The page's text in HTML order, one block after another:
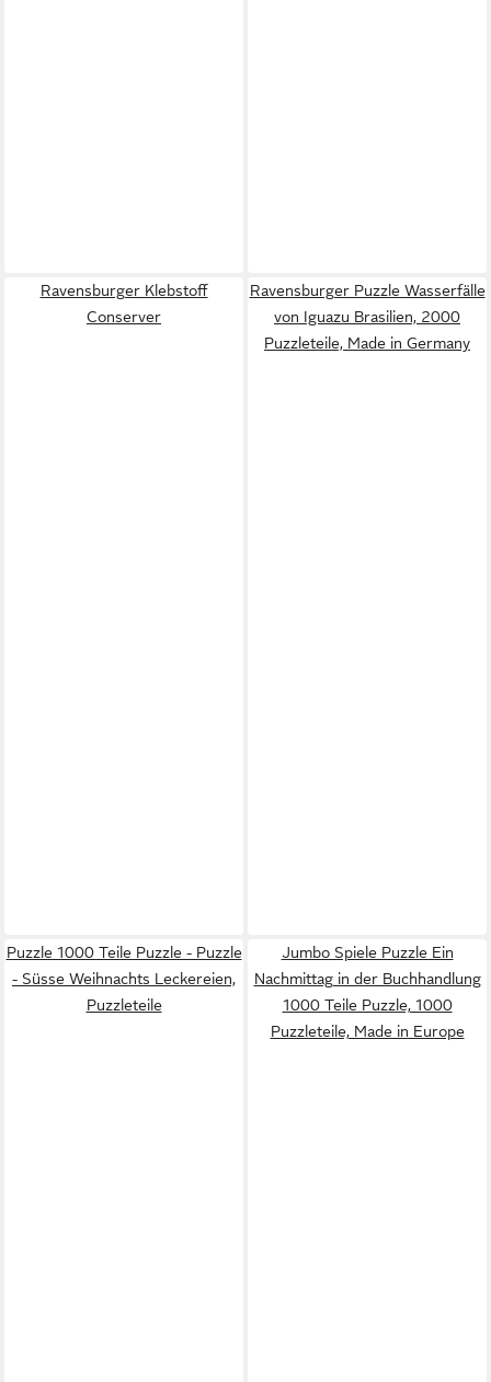
Ravensburger Klebstoff
Conserver
Ravensburger Puzzle Wasserfälle
von Iguazu Brasilien, 2000
Puzzleteile, Made in Germany
Puzzle 1000 Teile Puzzle - Puzzle
- Süsse Weihnachts Leckereien,
Puzzleteile
Jumbo Spiele Puzzle Ein
Nachmittag in der Buchhandlung
1000 Teile Puzzle, 1000
Puzzleteile, Made in Europe